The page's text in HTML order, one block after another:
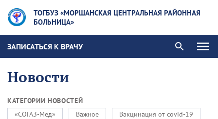
ТОГБУЗ «МОРШАНСКАЯ ЦЕНТРАЛЬНАЯ РАЙОННАЯ
БОЛЬНИЦА»
ЗАПИСАТЬСЯ К ВРАЧУ
Новости
КАТЕГОРИИ НОВОСТЕЙ
«СОГАЗ-Мед»
Важное
Вакцинация от covid-19